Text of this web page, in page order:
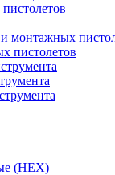
и монтажных
пистолетов
(HEX)